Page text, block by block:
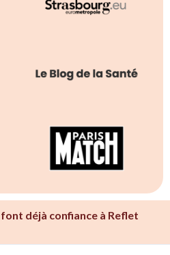
déjà confiance à Reflet